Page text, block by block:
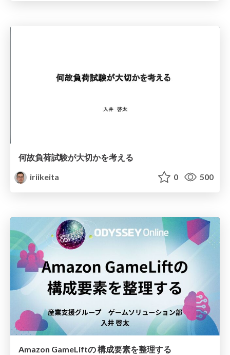
何故負荷試験が大切かを考える
iriikeita
0 500
Amazon GameLiftの 構成要素を整理する